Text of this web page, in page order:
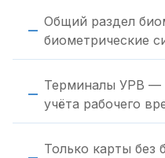
Общий раздел
биометрические
Терминалы УРВ —
учёта рабочего
Только карты